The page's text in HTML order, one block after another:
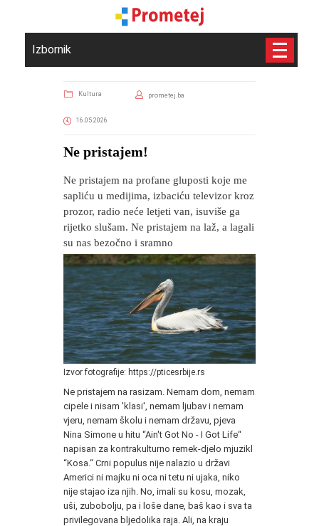
Izbornik
Kultura prometej.ba
16.05.2026
Ne pristajem!
Ne pristajem na profane gluposti koje me
sapliću u medijima, izbaciću televizor kroz
prozor, radio neće letjeti van, isuviše ga
rijetko slušam. Ne pristajem na laž, a lagali
su nas bezočno i sramno
Izvor fotografije: https://pticesrbije.rs
Ne pristajem na rasizam. Nemam dom, nemam
cipele i nisam 'klasi', nemam ljubav i nemam
vjeru, nemam školu i nemam državu, pjeva
Nina Simone u hitu “Ain't Got No - I Got Life“
napisan za kontrakulturno remek-djelo mjuzikl
“Kosa.“ Crni populus nije nalazio u državi
Americi ni majku ni oca ni tetu ni ujaka, niko
nije stajao iza njih. No, imali su kosu, mozak,
uši, zubobolju, pa i loše dane, baš kao i sva ta
privilegovana bljedolika raja. Ali, na kraju